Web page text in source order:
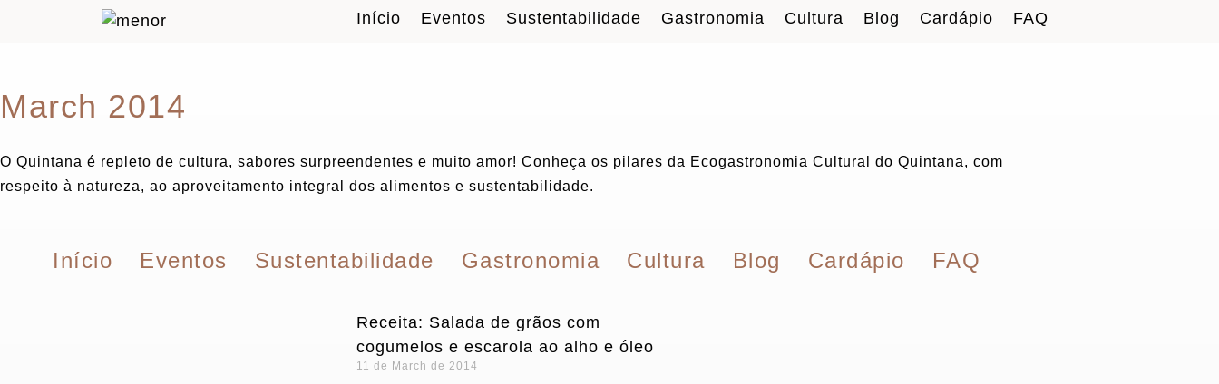
Início Eventos Sustentabilidade Gastronomia Cultura Blog Cardápio FAQ
March 2014
O Quintana é repleto de cultura, sabores surpreendentes e muito amor! Conheça os pilares da Ecogastronomia Cultural do Quintana, com
respeito à natureza, ao aproveitamento integral dos alimentos e sustentabilidade.
Início Eventos Sustentabilidade Gastronomia Cultura Blog Cardápio FAQ
Receita: Salada de grãos com
cogumelos e escarola ao alho e óleo
11 de March de 2014